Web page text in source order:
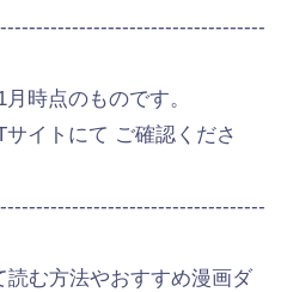
時点のものです。
イトにて ご確認くださ
読む方法やおすすめ漫画ダ